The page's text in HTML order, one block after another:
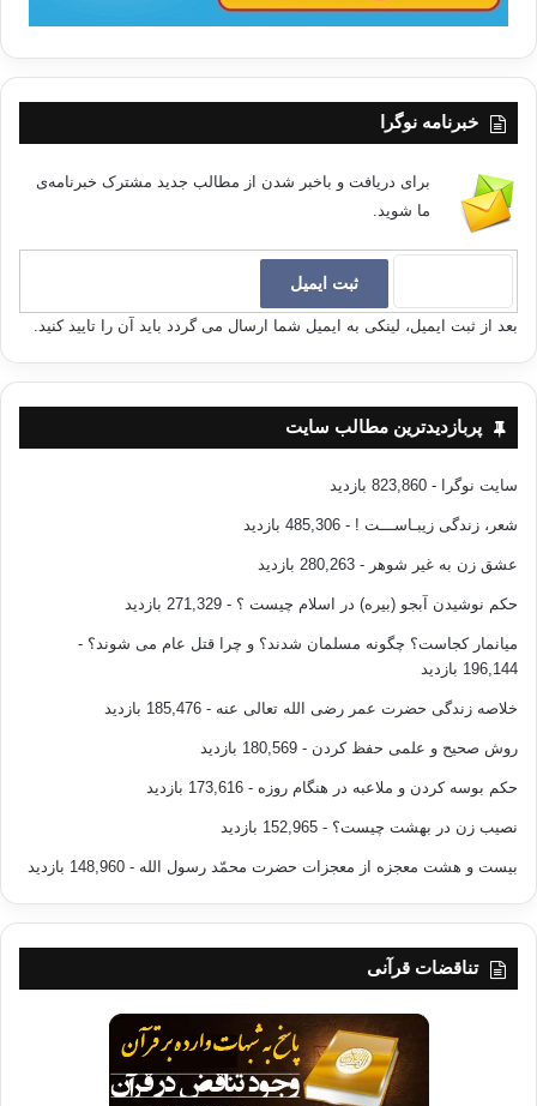
خبرنامه نوگرا
برای دریافت و باخبر شدن از مطالب جدید مشترک خبرنامه‌ی
ما شوید.
بعد از ثبت ایمیل، لینکی به ایمیل شما ارسال می گردد باید آن را تایید کنید.
پربازدیدترین مطالب سایت
سایت نوگرا - 823,860 بازدید
شعر، زندگی زیبـاســـت ! - 485,306 بازدید
عشق زن به غیر شوهر - 280,263 بازدید
حکم نوشیدن آبجو (بیره) در اسلام چیست ؟ - 271,329 بازدید
میانمار کجاست؟ چگونه مسلمان شدند؟ و چرا قتل عام می شوند؟ -
196,144 بازدید
خلاصه زندگی حضرت عمر رضی الله تعالی عنه - 185,476 بازدید
روش صحیح و علمی حفظ کردن - 180,569 بازدید
حکم بوسه کردن و ملاعبه در هنگام روزه - 173,616 بازدید
نصیب زن در بهشت چیست؟ - 152,965 بازدید
بیست و هشت معجزه از معجزات حضرت محمّد رسول الله - 148,960 بازدید
تناقضات قرآنی